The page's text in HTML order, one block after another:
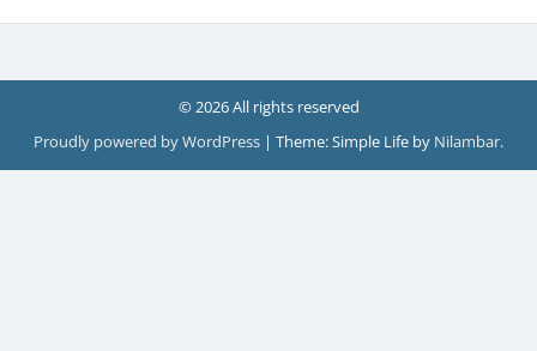
© 2026 All rights reserved
Proudly powered by WordPress | Theme: Simple Life by Nilambar.